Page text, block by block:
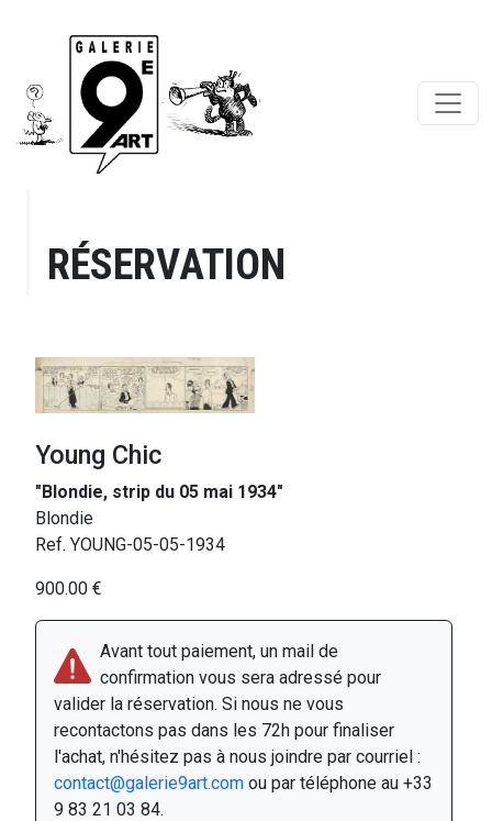
RÉSERVATION
Young Chic
"Blondie, strip du 05 mai 1934"
Blondie
Ref. YOUNG-05-05-1934
900.00 €
Avant tout paiement, un mail de
confirmation vous sera adressé pour
valider la réservation. Si nous ne vous
recontactons pas dans les 72h pour finaliser
l'achat, n'hésitez pas à nous joindre par courriel :
contact@galerie9art.com ou par téléphone au +33
9 83 21 03 84.